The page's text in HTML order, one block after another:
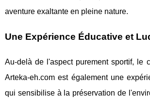
aventure exaltante en pleine nature.
Une Expérience Éducative et
Au-delà de l'aspect purement sportif, le
Arteka-eh.com est également une
qui sensibilise à la préservation de